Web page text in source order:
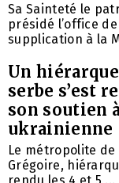
Sa Sainteté le
présidé l’office
supplication à la
Un
serbe s’est
son soutien
ukrainienne
Le métropolite de
Grégoire,
rendu les 4 et 5 ...